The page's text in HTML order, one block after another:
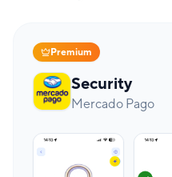
Premium
Security
Mercado Pago